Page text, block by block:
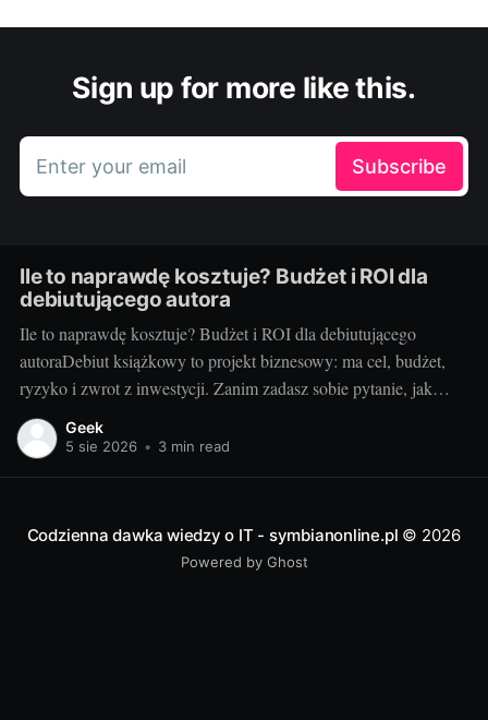
Sign up for more like this.
Enter your email Subscribe
Ile to naprawdę kosztuje? Budżet i ROI dla
debiutującego autora
Ile to naprawdę kosztuje? Budżet i ROI dla debiutującego
autoraDebiut książkowy to projekt biznesowy: ma cel, budżet,
ryzyko i zwrot z inwestycji. Zanim zadasz sobie pytanie, jak
wydać książkę, policz koszty i sprawdź, kiedy inwestycja się
spina. Ten przewodnik pokazuje, jak świadomie ułożyć budżet,
Geek
5 sie 2026 • 3 min read
Codzienna dawka wiedzy o IT - symbianonline.pl © 2026
Powered by Ghost